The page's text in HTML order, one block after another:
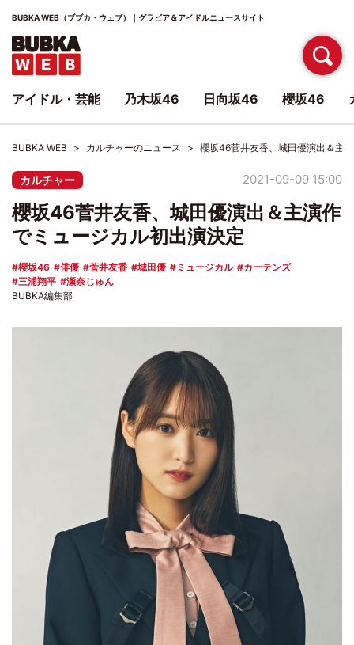
BUBKA WEB（ブブカ・ウェブ）｜グラビア＆アイドルニュースサイト
BUBKA WEB カルチャーのニュース 櫻坂46菅井友香、城田優演出＆主
カルチャー 2021-09-09 15:00
櫻坂46菅井友香、城田優演出＆主演作
でミュージカル初出演決定
櫻坂46 俳優 菅井友香 城田優 ミュージカル
カーテンズ
三浦翔平
瀬奈じゅん
BUBKA編集部
アイドル・芸能 乃木坂46 日向坂46 櫻坂46